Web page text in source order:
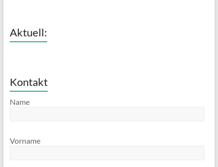
Aktuell:
Kontakt
Name
Vorname